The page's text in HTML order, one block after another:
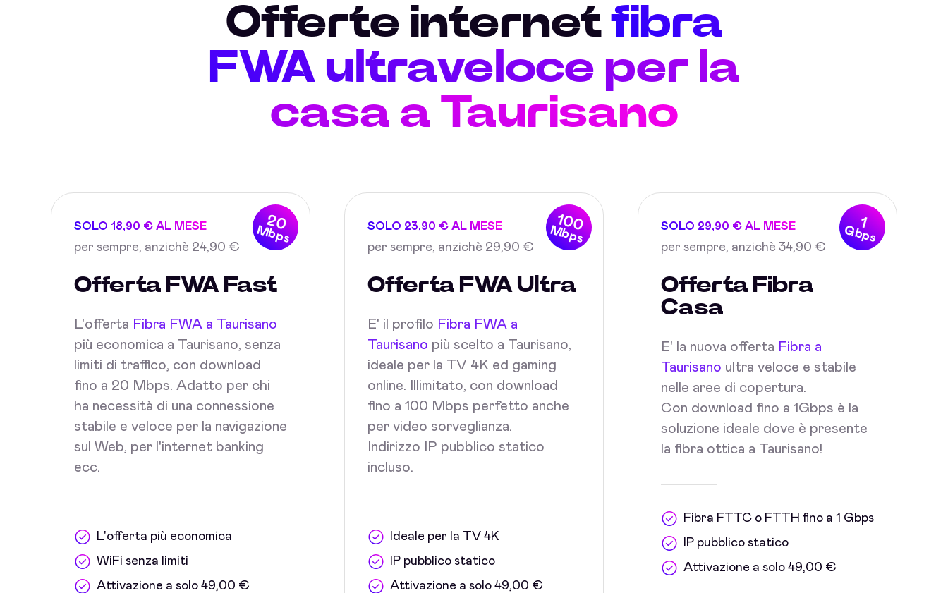
Offerte internet fibra
FWA ultraveloce per la
casa a Taurisano
20
Mbps
SOLO 18,90 € AL MESE
per sempre, anzichè 24,90 €
Offerta FWA Fast
L'offerta Fibra FWA a Taurisano
più economica a Taurisano, senza
limiti di traffico, con download
fino a 20 Mbps. Adatto per chi
ha necessità di una connessione
stabile e veloce per la navigazione
sul Web, per l'internet banking
ecc.
L'offerta più economica
WiFi senza limiti
Attivazione a solo 49,00 €
100
Mbps
SOLO 23,90 € AL MESE
per sempre, anzichè 29,90 €
Offerta FWA Ultra
E' il profilo Fibra FWA a
Taurisano più scelto a Taurisano,
ideale per la TV 4K ed gaming
online. Illimitato, con download
fino a 100 Mbps perfetto anche
per video sorveglianza.
Indirizzo IP pubblico statico
incluso.
Ideale per la TV 4K
IP pubblico statico
Attivazione a solo 49,00 €
1
Gbps
SOLO 29,90 € AL MESE
per sempre, anzichè 34,90 €
Offerta Fibra
Casa
E' la nuova offerta Fibra a
Taurisano ultra veloce e stabile
nelle aree di copertura.
Con download fino a 1Gbps è la
soluzione ideale dove è presente
la fibra ottica a Taurisano!
Fibra FTTC o FTTH fino a 1 Gbps
IP pubblico statico
Attivazione a solo 49,00 €